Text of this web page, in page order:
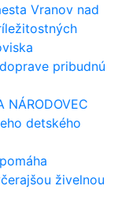
Vranov nad
pribudnú
NÁRODOVEC
detského
živelnou